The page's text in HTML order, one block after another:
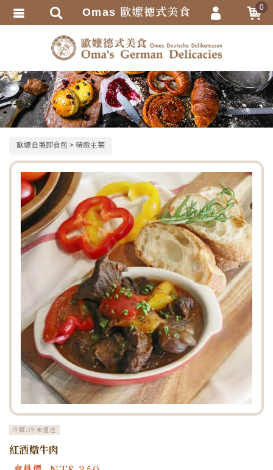
歐嬤自製即食包 精緻主菜
冷藏/冷凍運送
紅酒燉牛肉
Omas 歐嬤德式美食 0
會員登入
會員註冊
忘記密碼
訂單查詢
追蹤清單TRACK LISTING
繁體中文